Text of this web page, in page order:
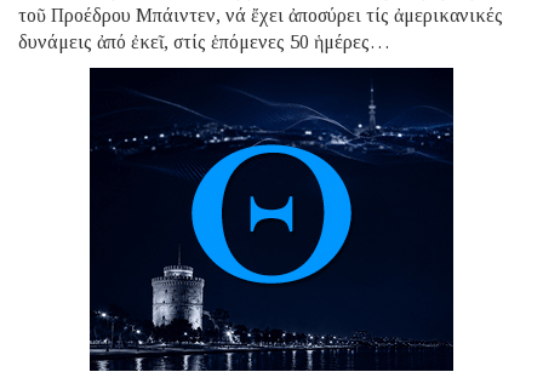
τοῦ Προέδρου Μπάιντεν, νά ἔχει ἀποσύρει τίς ἀμερικανικές
δυνάμεις ἀπό ἐκεῖ, στίς ἑπόμενες 50 ἡμέρες…